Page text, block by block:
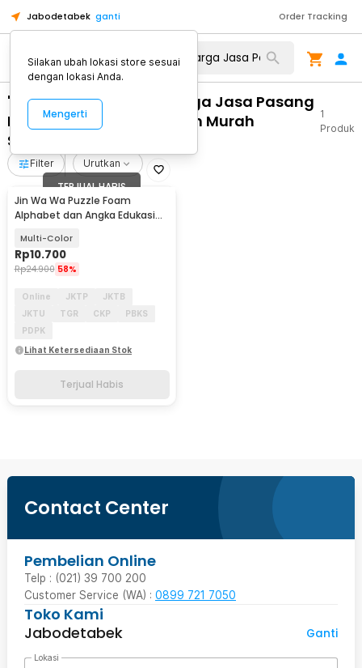
Jabodetabek ganti Order Tracking
"WA 0859 3970 0884 Harga Jasa Pasang
Partisi Dinding Aluminium Murah
Sidomukti Salatiga"
1
Produk
Filter Urutkan
TERJUAL HABIS
Jin Wa Wa Puzzle Foam
Alphabet dan Angka Edukasi
Multi-Color
Rp10.700
Rp24.900 58%
Online JKTP
JKTB
JKTU
TGR CKP
PBKS
PDPK
Lihat Ketersediaan Stok
Terjual Habis
Contact Center
Pembelian Online
Telp : (021) 39 700 200
Customer Service (WA) : 0899 721 7050
Toko Kami
Jabodetabek
Ganti
Lokasi
Silakan ubah lokasi store sesuai
dengan lokasi Anda.
Mengerti